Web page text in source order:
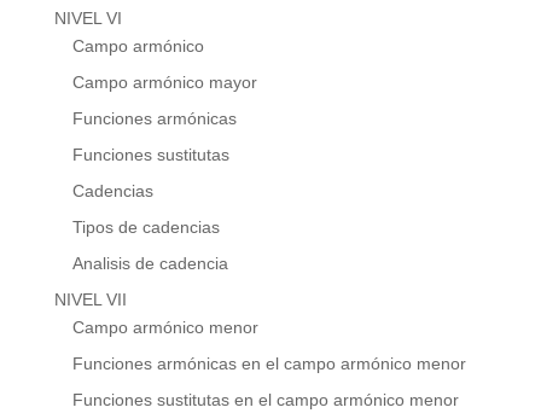
NIVEL VI
Campo armónico
Campo armónico mayor
Funciones armónicas
Funciones sustitutas
Cadencias
Tipos de cadencias
Analisis de cadencia
NIVEL VII
Campo armónico menor
Funciones armónicas en el campo armónico menor
Funciones sustitutas en el campo armónico menor